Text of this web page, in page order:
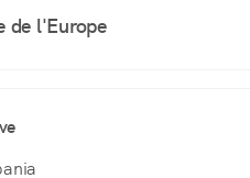
de l'Europe